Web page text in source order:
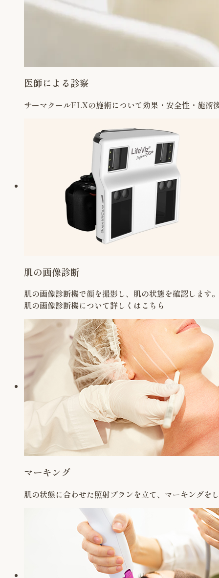
医師による診察
サーマクールFLXの施術について効果・安全性・施術
肌の画像診断
肌の画像診断機で顔を撮影し、肌の状態を確認します。
肌の画像診断機について詳しくはこちら
マーキング
肌の状態に合わせた照射プランを立て、マーキングを